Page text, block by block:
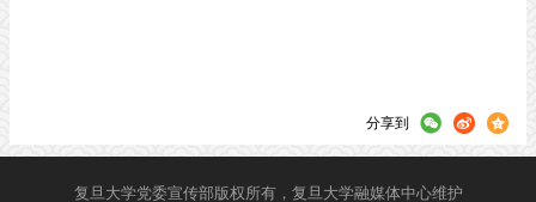
分享到
复旦大学党委宣传部版权所有，复旦大学融媒体中心维护